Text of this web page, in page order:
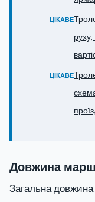
ЦІКАВЕ
ЦІКАВЕ
Довжина
Загальна